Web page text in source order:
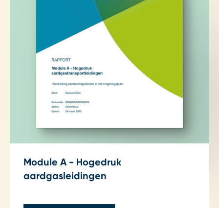
Module A - Hogedruk
aardgasleidingen